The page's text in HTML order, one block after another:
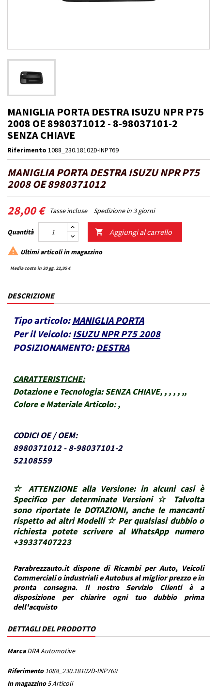
MANIGLIA PORTA DESTRA ISUZU NPR P75
2008 OE 8980371012 - 8-98037101-2
SENZA CHIAVE
Riferimento 1088_230.18102D-INP769
MANIGLIA PORTA DESTRA ISUZU NPR P75
2008 OE 8980371012
28,00 € Tasse incluse Spedizione in 3 giorni
Quantità  Aggiungi al carrello
 Ultimi articoli in magazzino
Media costo in 30 gg. 22,95 €
DESCRIZIONE
Tipo articolo: MANIGLIA PORTA
Per il Veicolo: ISUZU NPR P75 2008
POSIZIONAMENTO: DESTRA
CARATTERISTICHE:
Dotazione e Tecnologia: SENZA CHIAVE, , , , , ,,
Colore e Materiale Articolo: ,
CODICI OE / OEM:
8980371012 - 8-98037101-2
52108559
☆ ATTENZIONE alla Versione: in alcuni casi è
Specifico per determinate Versioni ☆ Talvolta
sono riportate le DOTAZIONI, anche le mancanti
rispetto ad altri Modelli ☆ Per qualsiasi dubbio o
richiesta potete scrivere al WhatsApp numero
+39337407223
Parabrezzauto.it dispone di Ricambi per Auto, Veicoli
Commerciali o industriali e Autobus al miglior prezzo e in
pronta consegna. Il nostro Servizio Clienti è a
disposizione per chiarire ogni tuo dubbio prima
dell'acquisto
DETTAGLI DEL PRODOTTO
Marca DRA Automotive
Riferimento 1088_230.18102D-INP769
In magazzino5 Articoli